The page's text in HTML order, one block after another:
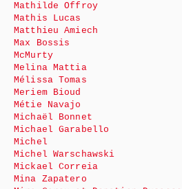
Mathilde Offroy
Mathis Lucas
Matthieu Amiech
Max Bossis
McMurty
Melina Mattia
Mélissa Tomas
Meriem Bioud
Métie Navajo
Michaël Bonnet
Michael Garabello
Michel
Michel Warschawski
Mickael Correia
Mina Zapatero